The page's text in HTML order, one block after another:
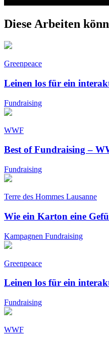
Diese Arbeiten
Greenpeace
Leinen los für ein
Fundraising
WWF
Best of Fundraising –
Fundraising
Terre des Hommes Lausanne
Wie ein Karton eine
Kampagnen Fundraising
Greenpeace
Leinen los für ein
Fundraising
WWF